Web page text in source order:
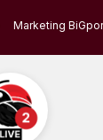
Marketing